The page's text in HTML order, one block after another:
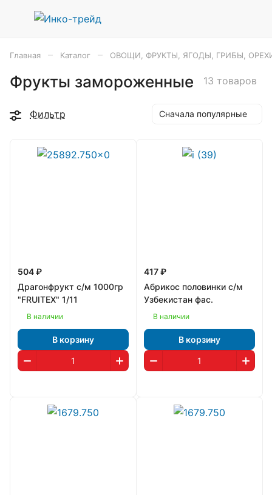
Главная Каталог ОВОЩИ, ФРУКТЫ, ЯГОДЫ, ГРИБЫ,
Фрукты замороженные 13 товаров
Фильтр Сначала популярные
504 ₽
Драгонфрукт с/м 1000гр
"FRUITEX" 1/11
В наличии
В корзину
417 ₽
Абрикос половинки с/м
Узбекистан фас.
В наличии
В корзину